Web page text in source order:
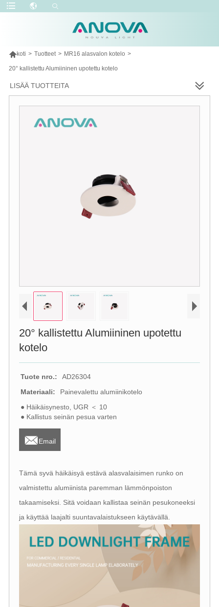
koti > Tuotteet > MR16 alasvalon kotelo >
20° kallistettu Alumiininen upotettu kotelo
LISÄÄ TUOTTEITA
20° kallistettu Alumiininen upotettu
kotelo
Tuote nro.:
AD26304
Materiaali:
Painevalettu alumiinikotelo
● Häikäisynesto, UGR ＜ 10
● Kallistus seinän pesua varten
Email
Tämä syvä häikäisyä estävä alasvalaisimen runko on
valmistettu alumiinista paremman lämmönpoiston
takaamiseksi. Sitä voidaan kallistaa seinän pesukoneeksi
ja käyttää laajalti suuntavalaistukseen käytävällä.